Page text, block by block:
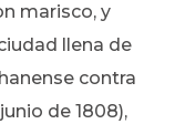
marisco, y
llena de
contra
de 1808),